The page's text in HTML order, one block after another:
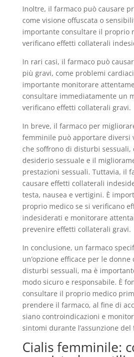
Inoltre, il farmaco può causare
come visione offuscata o
importante consultare il proprio
verificano effetti collaterali
In rari casi, il farmaco può
più gravi, come problemi
importante monitorare
consultare immediatamente un
verificano effetti collaterali gravi.
In breve, il farmaco per
femminile può apportare diversi
che soffrono di disturbi sessuali,
desiderio sessuale e il
prestazioni sessuali. Tuttavia, il
causare effetti collaterali
testa, nausea e vertigini. È
proprio medico se si verificano
indesiderati e monitorare
prevenire effetti collaterali gravi.
In conclusione, un farmaco
un’opzione efficace per le donne
disturbi sessuali, ma è
modo sicuro e responsabile. È
consultare il proprio medico
prendere il farmaco, al fine di
siano controindicazioni e
sintomi durante l’assunzione del
Cialis femminile: